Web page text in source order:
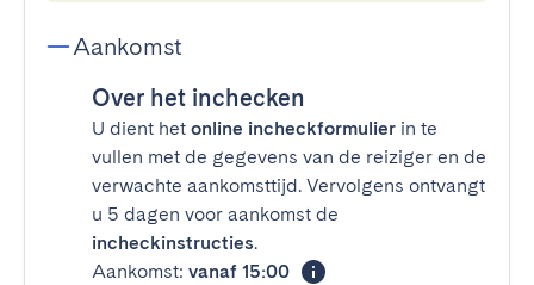
Aankomst
Over het inchecken
U dient het online incheckformulier in te
vullen met de gegevens van de reiziger en de
verwachte aankomsttijd. Vervolgens ontvangt
u 5 dagen voor aankomst de
incheckinstructies.
Aankomst: vanaf 15:00